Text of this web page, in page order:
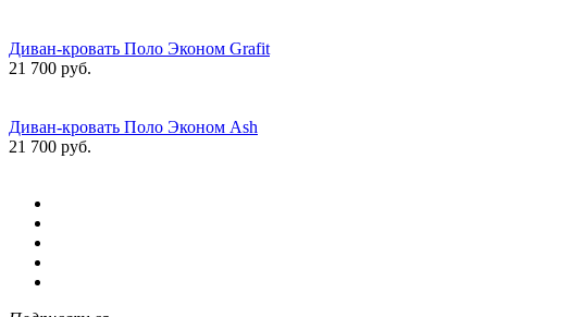
Диван-кровать Поло Эконом Grafit
21 700 руб.
Диван-кровать Поло Эконом Ash
21 700 руб.